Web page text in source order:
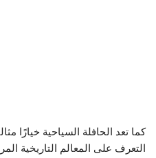
كما تعد الحافلة السياحية خيارًا
التعرف على المعالم التاريخية